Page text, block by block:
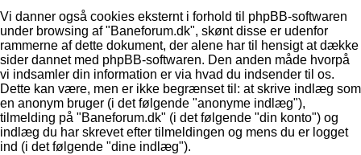
Vi danner også cookies eksternt i forhold til phpBB-softwaren
under browsing af "Baneforum.dk", skønt disse er udenfor
rammerne af dette dokument, der alene har til hensigt at dække
sider dannet med phpBB-softwaren. Den anden måde hvorpå
vi indsamler din information er via hvad du indsender til os.
Dette kan være, men er ikke begrænset til: at skrive indlæg som
en anonym bruger (i det følgende "anonyme indlæg"),
tilmelding på "Baneforum.dk" (i det følgende "din konto") og
indlæg du har skrevet efter tilmeldingen og mens du er logget
ind (i det følgende "dine indlæg").